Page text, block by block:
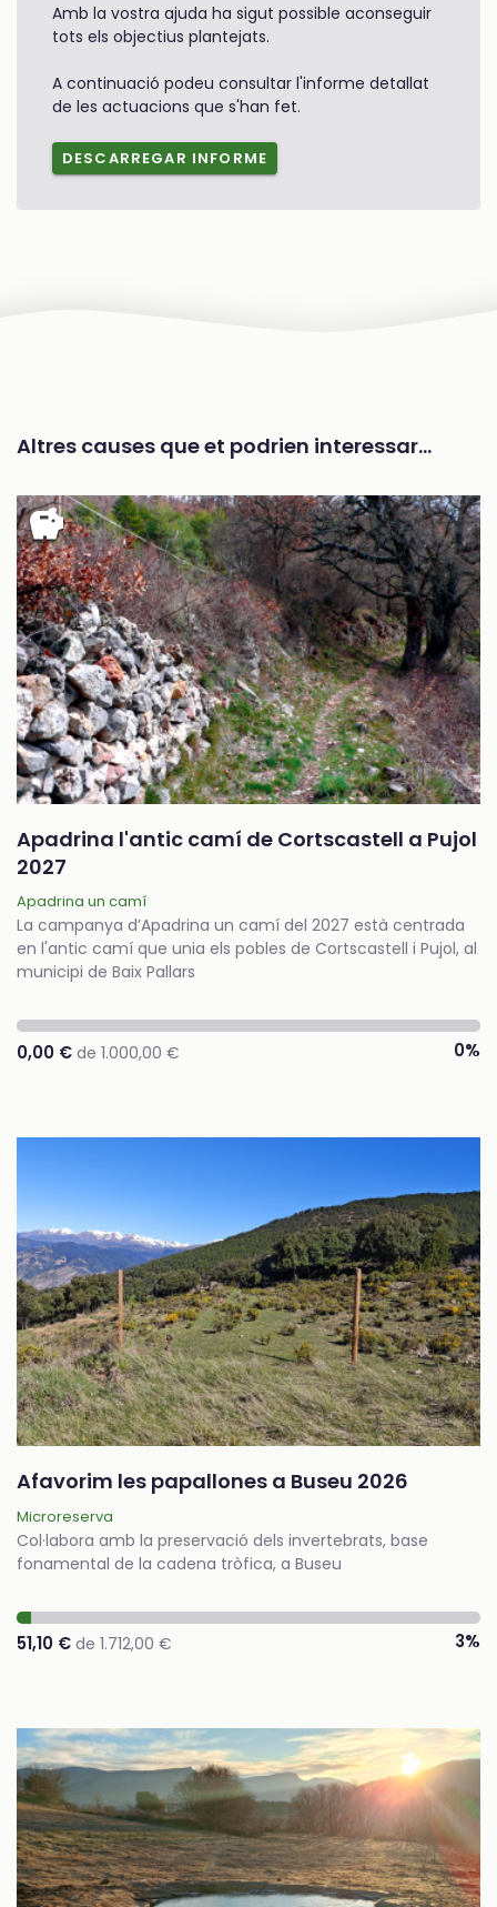
Amb la vostra ajuda ha sigut possible aconseguir
tots els objectius plantejats.
A continuació podeu consultar l'informe detallat
de les actuacions que s'han fet.
DESCARREGAR INFORME
Altres causes que et podrien interessar…
savings
Apadrina l'antic camí de Cortscastell a Pujol
2027
Apadrina un camí
La campanya d’Apadrina un camí del 2027 està centrada
en l'antic camí que unia els pobles de Cortscastell i Pujol, al
municipi de Baix Pallars
0,00 € de 1.000,00 € 0%
Afavorim les papallones a Buseu 2026
Microreserva
Col·labora amb la preservació dels invertebrats, base
fonamental de la cadena tròfica, a Buseu
51,10 € de 1.712,00 € 3%